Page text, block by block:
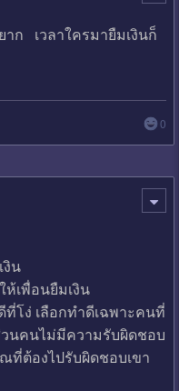
าก เวลาใครมายืมเงินก็
0
งิน
ห้เพื่อนยืมเงิน
โง่ เลือกทำดีเฉพาะคนที่
นคนไม่มีความรับผิดชอบ
ที่ต้องไปรับผิดชอบเขา